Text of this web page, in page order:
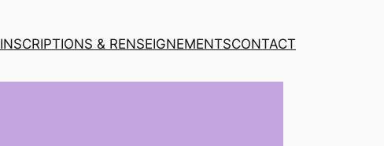
INSCRIPTIONS & RENSEIGNEMENTSCONTACT